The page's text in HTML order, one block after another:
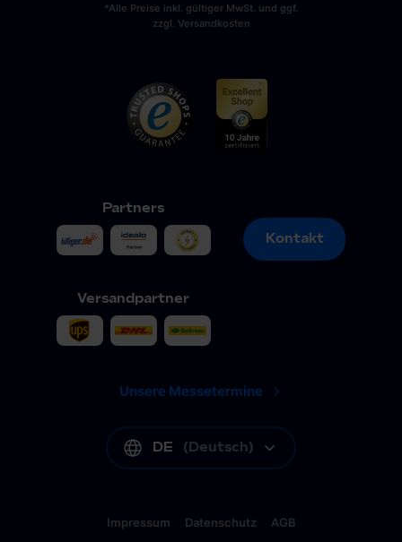
*Alle Preise inkl. gültiger MwSt. und ggf.
zzgl. Versandkosten
Partners
Versandpartner
Kontakt
Kontakt
Unsere Messetermine
DE (Deutsch)
Impressum Datenschutz AGB